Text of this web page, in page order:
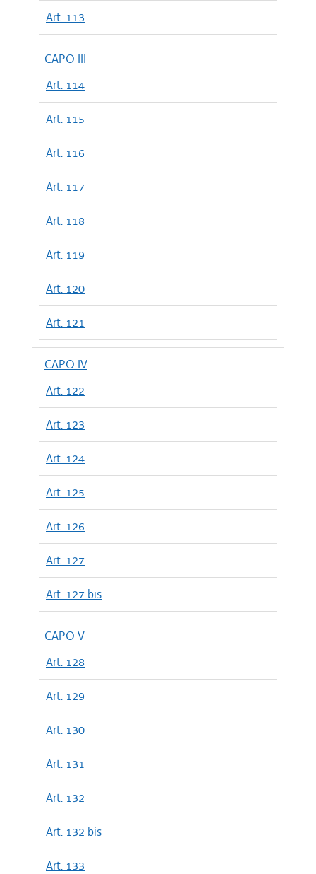
Art. 113
CAPO III
Art. 114
Art. 115
Art. 116
Art. 117
Art. 118
Art. 119
Art. 120
Art. 121
CAPO IV
Art. 122
Art. 123
Art. 124
Art. 125
Art. 126
Art. 127
Art. 127 bis
CAPO V
Art. 128
Art. 129
Art. 130
Art. 131
Art. 132
Art. 132 bis
Art. 133